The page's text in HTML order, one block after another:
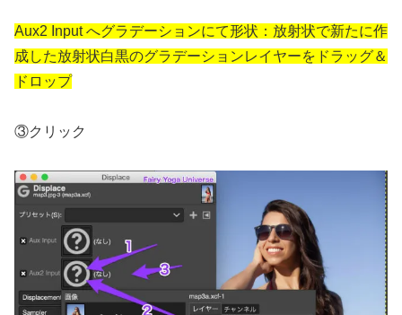
Aux2 Input へグラデーションにて形状：放射状で新たに作
成した放射状白黒のグラデーションレイヤーをドラッグ＆
ドロップ
③クリック